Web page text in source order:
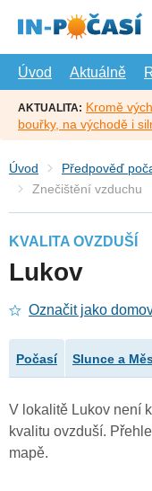
hlavní
Úvod
Aktuálně
AKTUALITA: Kromě
bouřky, na východě i
Úvod Předpověď
Znečištění vzduchu
KVALITA OVZDUŠÍ
Lukov
Označit jako
Počasí Slunce a
V lokalitě Lukov není
kvalitu ovzduší.
mapě.